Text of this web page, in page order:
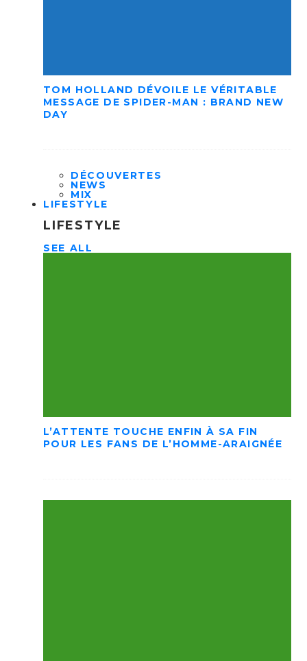
TOM HOLLAND DÉVOILE LE VÉRITABLE
MESSAGE DE SPIDER-MAN : BRAND NEW
DAY
DÉCOUVERTES
NEWS
MIX
LIFESTYLE
LIFESTYLE
SEE ALL
L’ATTENTE TOUCHE ENFIN À SA FIN
POUR LES FANS DE L’HOMME-ARAIGNÉE